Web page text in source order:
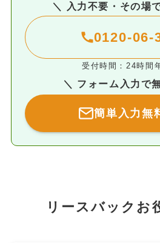
＼ 入力不要・その場
0120-06-
受付時間：24時間
＼ フォーム入力で
簡単入力無
リースバックお